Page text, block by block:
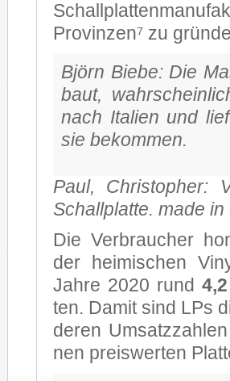
Pro­vin­zen⁷ zu
Björn Bie­be: Die
baut,
nach Ita­li­en und
sie be­kom­men.
Paul, Chris­to­pher:
Schall­plat­te. made
Die Ver­brau­cher
der hei­mi­schen
Jah­re 2020 rund 4,2
ten. Da­mit sind LPs
de­ren
nen preis­wer­ten